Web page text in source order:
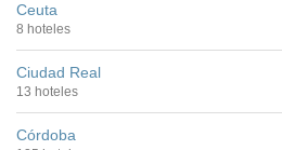
Ceuta
8 hoteles
Ciudad Real
13 hoteles
Córdoba